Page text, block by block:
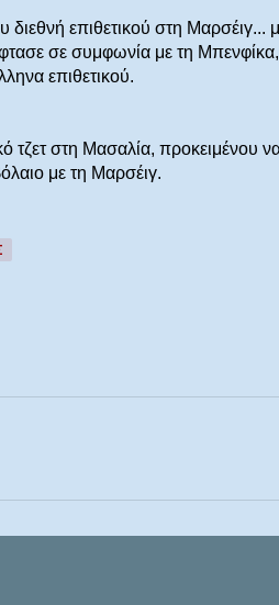
διεθνή επιθετικού στη
σε συμφωνία με τη Μπενφίκα,
επιθετικού.
στη Μασαλία, προκειμένου
με τη Μαρσέιγ.